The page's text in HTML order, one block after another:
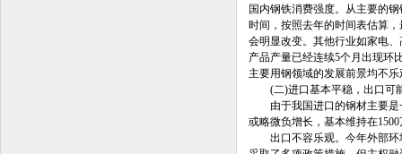
国内钢铁消费强度。从主要的
时间，按照去年的时间表估算
会明显改变。其他行业如家电
产品产量已经连续5个月出现环
主要用钢领域的发展前景均不
(二)进口基本平稳，出口可
由于我国进口的钢材主要是一
或略微负增长，基本维持在
出口不容乐观。今年外部环